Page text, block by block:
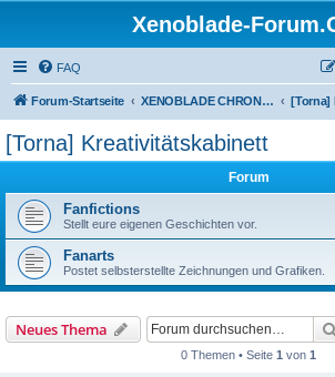
Xenoblade-
FAQ
Forum-Startseite XENOBLADE CHRONICLES 2: TORNA - THE GOLDEN COUNTRY
[Torna] Kreativitätskabinett
Forum
Fanfictions
Stellt eure eigenen Geschichten vor.
Fanarts
Postet selbsterstellte Zeichnungen und Grafiken.
Neues Thema
0 Themen • Seite 1 von 1